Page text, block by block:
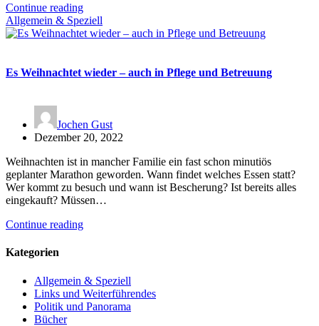
Continue reading
Allgemein & Speziell
Es Weihnachtet wieder – auch in Pflege und Betreuung
Jochen Gust
Dezember 20, 2022
Weihnachten ist in mancher Familie ein fast schon minutiös
geplanter Marathon geworden. Wann findet welches Essen statt?
Wer kommt zu besuch und wann ist Bescherung? Ist bereits alles
eingekauft? Müssen…
Continue reading
Kategorien
Allgemein & Speziell
Links und Weiterführendes
Politik und Panorama
Bücher